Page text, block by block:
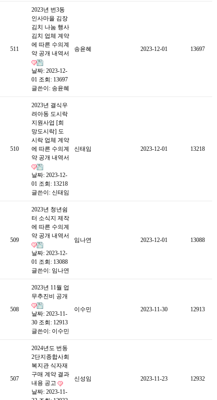
511
2023년 번3동
인사마을 김장
김치 나눔 행사
김치 업체 계약
에 따른 수의계
약 공개 내역서
날짜: 2023-12-
01 조회: 13697
글쓴이: 송윤혜
송윤혜 2023-12-01 13697
510
2023년 결식우
려아동 도시락
지원사업 [희
망도시락] 도
시락 업체 계약
에 따른 수의계
약 공개 내역서
날짜: 2023-12-
01 조회: 13218
글쓴이: 신태임
신태임 2023-12-01 13218
509
2023년 청년쉼
터 소식지 제작
에 따른 수의계
약 공개 내역서
날짜: 2023-12-
01 조회: 13088
글쓴이: 임나연
임나연 2023-12-01 13088
508
2023년 11월 업
무추진비 공개
날짜: 2023-11-
30 조회: 12913
글쓴이: 이수민
이수민 2023-11-30 12913
507
2024년도 번동
2단지종합사회
복지관 식자재
구매 계약 결과
내용 공고
날짜: 2023-11-
신성임 2023-11-23 12932